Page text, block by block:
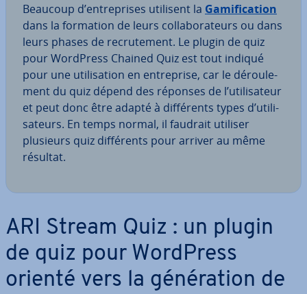
Beaucoup d’en­tre­prises utilisent la Ga­mi­fi­ca­tion
dans la formation de leurs col­la­bo­ra­teurs ou dans
leurs phases de re­cru­te­ment. Le plugin de quiz
pour WordPress Chained Quiz est tout indiqué
pour une uti­li­sa­tion en en­tre­prise, car le dé­rou­le­
ment du quiz dépend des réponses de l’uti­li­sa­teur
et peut donc être adapté à dif­fé­rents types d’uti­li­
sa­teurs. En temps normal, il faudrait utiliser
plusieurs quiz dif­fé­rents pour arriver au même
résultat.
ARI Stream Quiz : un plugin
de quiz pour WordPress
orienté vers la gé­né­ra­tion de